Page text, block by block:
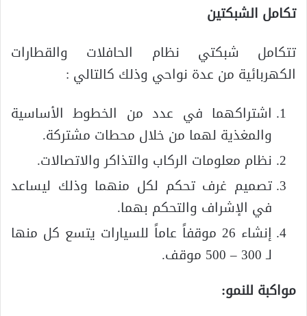
تكامل الشبكتين
تتكامل شبكتي نظام الحافلات والقطارات
الكهربائية من عدة نواحي وذلك كالتالي :
اشتراكهما في عدد من الخطوط الأساسية
والمغذية لهما من خلال محطات مشتركة.
نظام معلومات الركاب والتذاكر والاتصالات.
تصميم غرف تحكم لكل منهما وذلك ليساعد
في الإشراف والتحكم بهما.
إنشاء 26 موقفاً عاماً للسيارات يتسع كل منها
لـ 300 – 500 موقف.
مواكبة للنمو: